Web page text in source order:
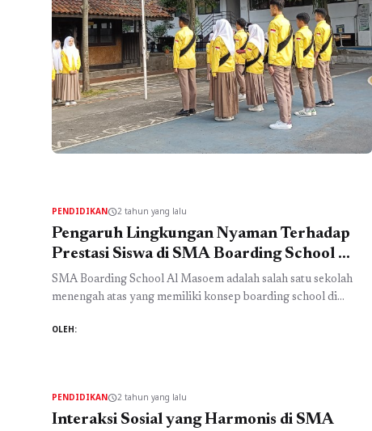
PENDIDIKANschedule2 tahun yang lalu
Pengaruh Lingkungan Nyaman Terhadap
Prestasi Siswa di SMA Boarding School Al
Masoem Bandung
SMA Boarding School Al Masoem adalah salah satu sekolah
menengah atas yang memiliki konsep boarding school di
sekolah ini menawarkan pendidikan Islam yang berkualitas.
Selengkapnya
OLEH:
PENDIDIKANschedule2 tahun yang lalu
Interaksi Sosial yang Harmonis di SMA